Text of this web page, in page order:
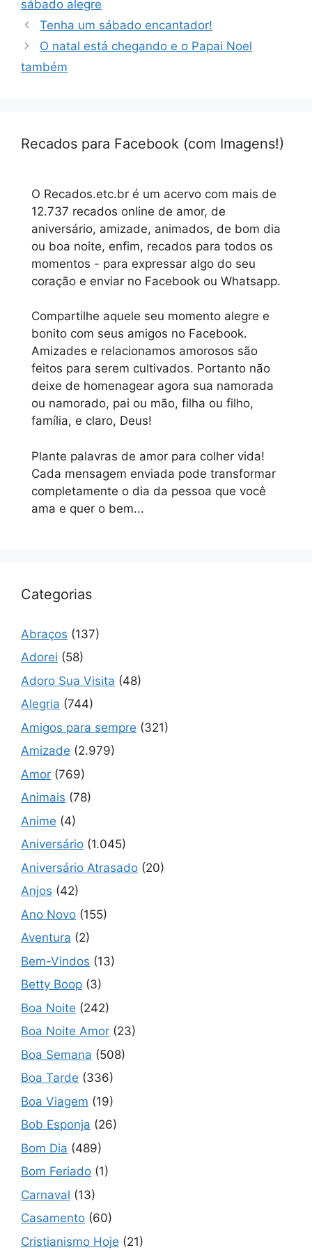
sábado alegre
Tenha um sábado encantador!
O natal está chegando e o Papai Noel
também
Recados para Facebook (com Imagens!)
O Recados.etc.br é um acervo com mais de
12.737 recados online de amor, de
aniversário, amizade, animados, de bom dia
ou boa noite, enfim, recados para todos os
momentos - para expressar algo do seu
coração e enviar no Facebook ou Whatsapp.
Compartilhe aquele seu momento alegre e
bonito com seus amigos no Facebook.
Amizades e relacionamos amorosos são
feitos para serem cultivados. Portanto não
deixe de homenagear agora sua namorada
ou namorado, pai ou mão, filha ou filho,
família, e claro, Deus!
Plante palavras de amor para colher vida!
Cada mensagem enviada pode transformar
completamente o dia da pessoa que você
ama e quer o bem...
Categorias
Abraços (137)
Adorei (58)
Adoro Sua Visita (48)
Alegria (744)
Amigos para sempre (321)
Amizade (2.979)
Amor (769)
Animais (78)
Anime (4)
Aniversário (1.045)
Aniversário Atrasado (20)
Anjos (42)
Ano Novo (155)
Aventura (2)
Bem-Vindos (13)
Betty Boop (3)
Boa Noite (242)
Boa Noite Amor (23)
Boa Semana (508)
Boa Tarde (336)
Boa Viagem (19)
Bob Esponja (26)
Bom Dia (489)
Bom Feriado (1)
Carnaval (13)
Casamento (60)
Cristianismo Hoje (21)